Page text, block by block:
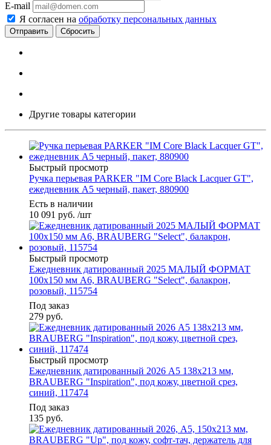
E-mail
Я согласен на обработку персональных данных
Сбросить
Другие товары категории
Быстрый просмотр
Ручка перьевая PARKER "IM Core Black Lacquer GT",
ежедневник А5 черный, пакет, 880900
Есть в наличии
10 091 руб. /шт
Быстрый просмотр
Ежедневник датированный 2025 МАЛЫЙ ФОРМАТ
100х150 мм А6, BRAUBERG "Select", балакрон,
розовый, 115754
Под заказ
279 руб.
Быстрый просмотр
Ежедневник датированный 2026 А5 138x213 мм,
BRAUBERG "Inspiration", под кожу, цветной срез,
синий, 117474
Под заказ
135 руб.